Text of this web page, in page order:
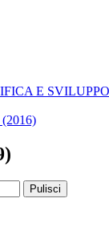
E SVILUPPO
Pulisci